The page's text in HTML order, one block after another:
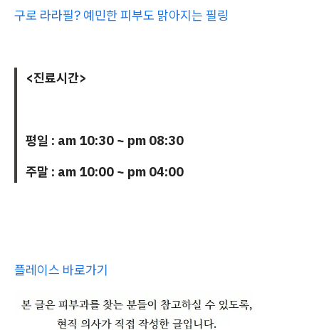
구로 라라필? 예민한 피부도 맑아지는 필링
<진료시간>
평일 : am 10:30 ~ pm 08:30
주말 : am 10:00 ~ pm 04:00
플레이스 바로가기